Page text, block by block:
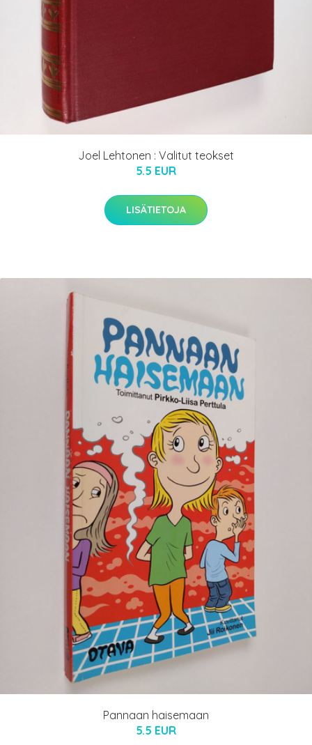
Joel Lehtonen : Valitut teokset
5.5 EUR
LISÄTIETOJA
Pannaan haisemaan
5.5 EUR